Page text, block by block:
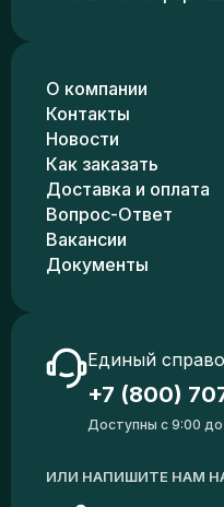
О компании
Контакты
Новости
Как заказать
Доставка и оплата
Вопрос-Ответ
Вакансии
Документы
Единый
+7 (800)
Доступны с 9:00 до
ИЛИ НАПИШИТЕ НАМ